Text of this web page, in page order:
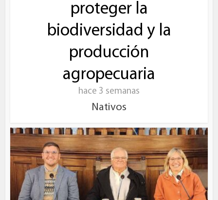
proteger la
biodiversidad y la
producción
agropecuaria
hace 3 semanas
Nativos